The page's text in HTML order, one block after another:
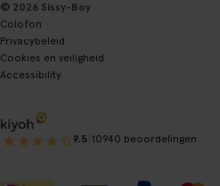
© 2026 Sissy-Boy
Colofon
Privacybeleid
Cookies en veiligheid
Accessibility
9.5 10940 beoordelingen